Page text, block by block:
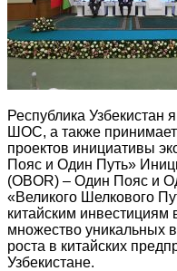
Республика Узбекистан
ШОС, а также принимает
проектов инициативы
Пояс и Один Путь»
(OBOR) – Один Пояс и
«Великого Шелкового
китайским инвестициям
множество уникальных
роста в китайских
Узбекистане.